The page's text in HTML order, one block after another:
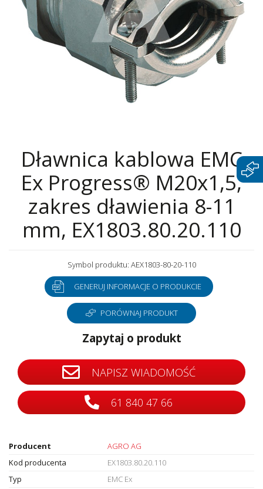
Dławnica kablowa EMC
Ex Progress® M20x1,5,
zakres dławienia 8-11
mm, EX1803.80.20.110
Symbol produktu: AEX1803-80-20-110
GENERUJ INFORMACJE O PRODUKCIE
PORÓWNAJ PRODUKT
Zapytaj o produkt
NAPISZ WIADOMOŚĆ
61 840 47 66
Producent
AGRO AG
Kod producenta
EX1803.80.20.110
Typ
EMC Ex